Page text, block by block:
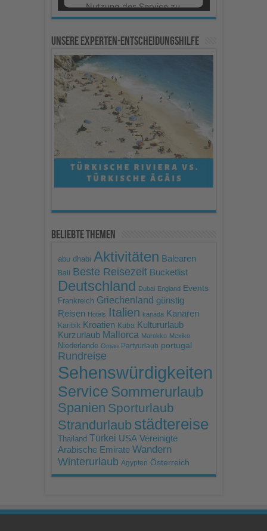
Nutzung des Service zu,
um dieses Video
Mehr Informationen
Akzeptieren
powered byUsercentrics
Consent Management
Platform
Unsere Experten-Entscheidungshilfe
Beliebte Themen
abu dhabi Aktivitäten Balearen
Bali Beste Reisezeit Bucketlist
Deutschland Dubai England Events
Frankreich Griechenland günstig
Reisen Hotels Italien kanada Kanaren
Karibik Kroatien Kuba Kultururlaub
Kurzurlaub Mallorca Marokko Mexiko
Niederlande Oman Partyurlaub portugal
Rundreise
Sehenswürdigkeiten
Service Sommerurlaub
Spanien Sporturlaub
Strandurlaub städtereise
Thailand Türkei USA Vereinigte
Arabische Emirate Wandern
Winterurlaub Ägypten Österreich